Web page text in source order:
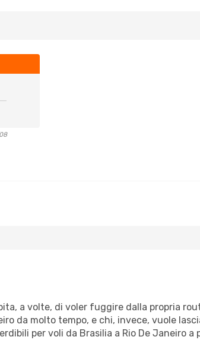
a volte, di voler fuggire dalla propria
da molto tempo, e chi, invece, vuole
per voli da Brasilia a Rio De Janeiro a